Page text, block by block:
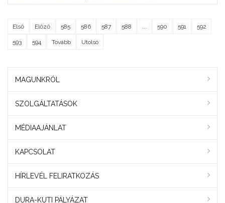
Első Előző 585 586 587 588 590 591 592
593 594 Tovább Utolsó
MAGUNKRÓL
SZOLGÁLTATÁSOK
MÉDIAAJÁNLAT
KAPCSOLAT
HÍRLEVÉL FELIRATKOZÁS
DURA-KUTI PÁLYÁZAT